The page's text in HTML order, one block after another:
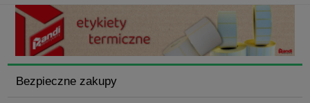
Bezpieczne zakupy